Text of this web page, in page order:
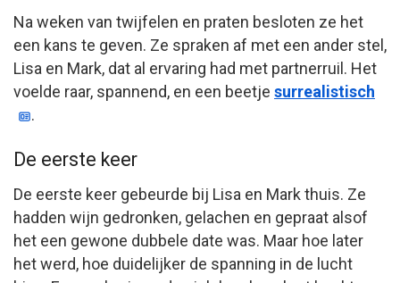
Na weken van twijfelen en praten besloten ze het
een kans te geven. Ze spraken af met een ander stel,
Lisa en Mark, dat al ervaring had met partnerruil. Het
voelde raar, spannend, en een beetje surrealistisch
.
De eerste keer
De eerste keer gebeurde bij Lisa en Mark thuis. Ze
hadden wijn gedronken, gelachen en gepraat alsof
het een gewone dubbele date was. Maar hoe later
het werd, hoe duidelijker de spanning in de lucht